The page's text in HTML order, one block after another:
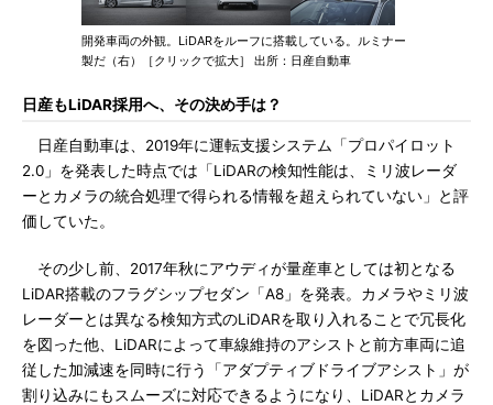
開発車両の外観。LiDARをルーフに搭載している。ルミナー
製だ（右）［クリックで拡大］ 出所：日産自動車
日産もLiDAR採用へ、その決め手は？
日産自動車は、2019年に運転支援システム「プロパイロット
2.0」を発表した時点では「LiDARの検知性能は、ミリ波レーダ
ーとカメラの統合処理で得られる情報を超えられていない」と評
価していた。
その少し前、2017年秋にアウディが量産車としては初となる
LiDAR搭載のフラグシップセダン「A8」を発表。カメラやミリ波
レーダーとは異なる検知方式のLiDARを取り入れることで冗長化
を図った他、LiDARによって車線維持のアシストと前方車両に追
従した加減速を同時に行う「アダプティブドライブアシスト」が
割り込みにもスムーズに対応できるようになり、LiDARとカメラ